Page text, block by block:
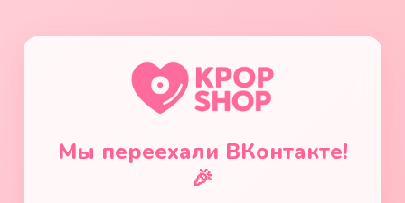
Мы переехали ВКонтакте!
🎉